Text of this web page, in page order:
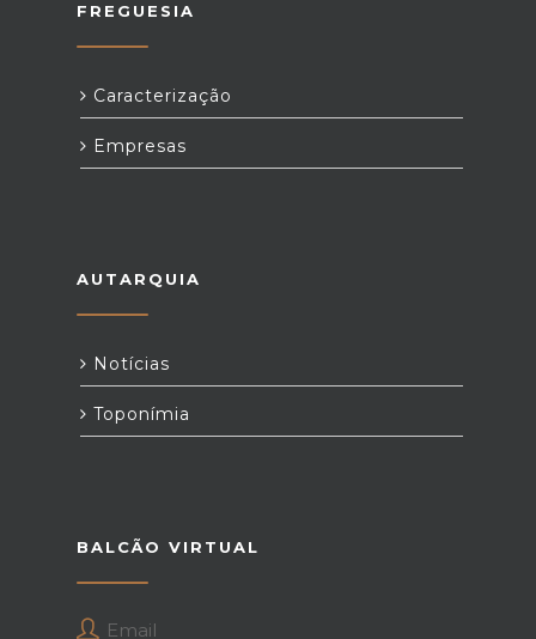
FREGUESIA
Caracterização
Empresas
AUTARQUIA
Notícias
Toponímia
BALCÃO VIRTUAL